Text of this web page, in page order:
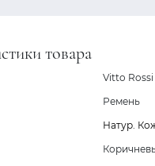
товара
Vitto Rossi
Ремень
Натур.